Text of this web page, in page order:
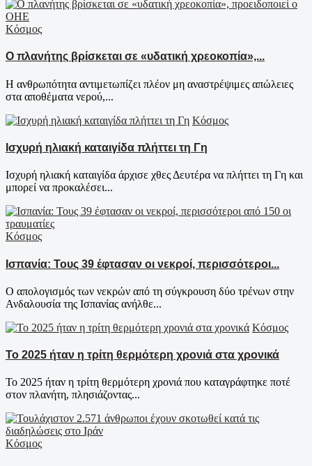
Κόσμος
Ο πλανήτης βρίσκεται σε «υδατική χρεοκοπία»,...
Η ανθρωπότητα αντιμετωπίζει πλέον μη αναστρέψιμες απώλειες
στα αποθέματα νερού,...
Κόσμος
Ισχυρή ηλιακή καταιγίδα πλήττει τη Γη
Ισχυρή ηλιακή καταιγίδα άρχισε χθες Δευτέρα να πλήττει τη Γη και
μπορεί να προκαλέσει...
Κόσμος
Ισπανία: Τους 39 έφτασαν οι νεκροί, περισσότεροι...
Ο απολογισμός των νεκρών από τη σύγκρουση δύο τρένων στην
Ανδαλουσία της Ισπανίας ανήλθε...
Κόσμος
Το 2025 ήταν η τρίτη θερμότερη χρονιά στα χρονικά
Το 2025 ήταν η τρίτη θερμότερη χρονιά που καταγράφτηκε ποτέ
στον πλανήτη, πλησιάζοντας...
Κόσμος